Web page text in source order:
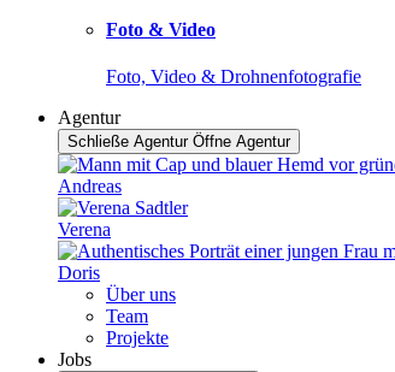
Foto & Video
Foto, Video & Drohnenfotografie
Agentur
Schließe Agentur Öffne Agentur
Andreas
Verena
Doris
Über uns
Team
Projekte
Jobs